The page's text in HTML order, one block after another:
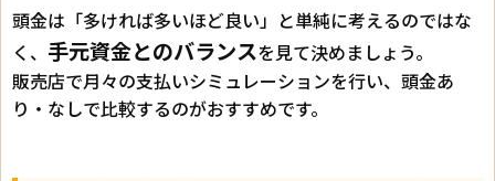
頭金は「多ければ多いほど良い」と単純に考えるのではな
く、 手元資金とのバランスを見て決めましょう。
販売店で月々の支払いシミュレーションを行い、頭金あ
り・なしで比較するのがおすすめです。